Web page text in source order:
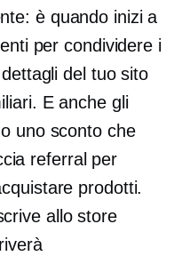
è quando inizi a
per condividere i
del tuo sito
E anche gli
uno sconto che
referral per
prodotti.
allo store